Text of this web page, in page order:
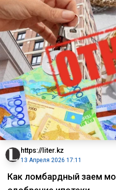
https://liter.kz
13 Апреля 2026 17:11
Как ломбардный заем